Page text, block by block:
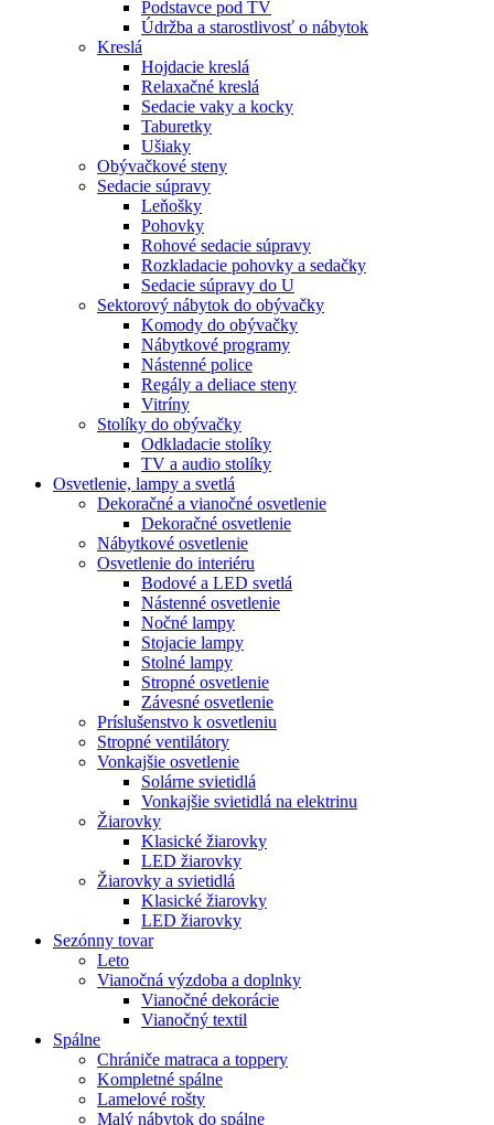
Podstavce pod TV
Údržba a starostlivosť o nábytok
Kreslá
Hojdacie kreslá
Relaxačné kreslá
Sedacie vaky a kocky
Taburetky
Ušiaky
Obývačkové steny
Sedacie súpravy
Leňošky
Pohovky
Rohové sedacie súpravy
Rozkladacie pohovky a sedačky
Sedacie súpravy do U
Sektorový nábytok do obývačky
Komody do obývačky
Nábytkové programy
Nástenné police
Regály a deliace steny
Vitríny
Stolíky do obývačky
Odkladacie stolíky
TV a audio stolíky
Osvetlenie, lampy a svetlá
Dekoračné a vianočné osvetlenie
Dekoračné osvetlenie
Nábytkové osvetlenie
Osvetlenie do interiéru
Bodové a LED svetlá
Nástenné osvetlenie
Nočné lampy
Stojacie lampy
Stolné lampy
Stropné osvetlenie
Závesné osvetlenie
Príslušenstvo k osvetleniu
Stropné ventilátory
Vonkajšie osvetlenie
Solárne svietidlá
Vonkajšie svietidlá na elektrinu
Žiarovky
Klasické žiarovky
LED žiarovky
Žiarovky a svietidlá
Klasické žiarovky
LED žiarovky
Sezónny tovar
Leto
Vianočná výzdoba a doplnky
Vianočné dekorácie
Vianočný textil
Spálne
Chrániče matraca a toppery
Kompletné spálne
Lamelové rošty
Malý nábytok do spálne